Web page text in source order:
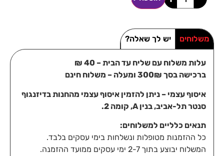
משלוחים יש לך שאלה?
עלות משלוח עם שליח עד הבית – 40 ₪
ברכישה בסך 300₪ ומעלה – משלוח חינם
איסוף עצמי – ניתן להזמין איסוף עצמי מהחנות בדיזנגוף
סנטר תל-אביב, בנין A, קומה 2.
תנאים כלליים למשלוחים:
כל ההזמנות מטופלות ונשלחות בימי עסקים בלבד.
המשלוח יבוצע בתוך 2-7 ימי עסקים ממועד ההזמנה.